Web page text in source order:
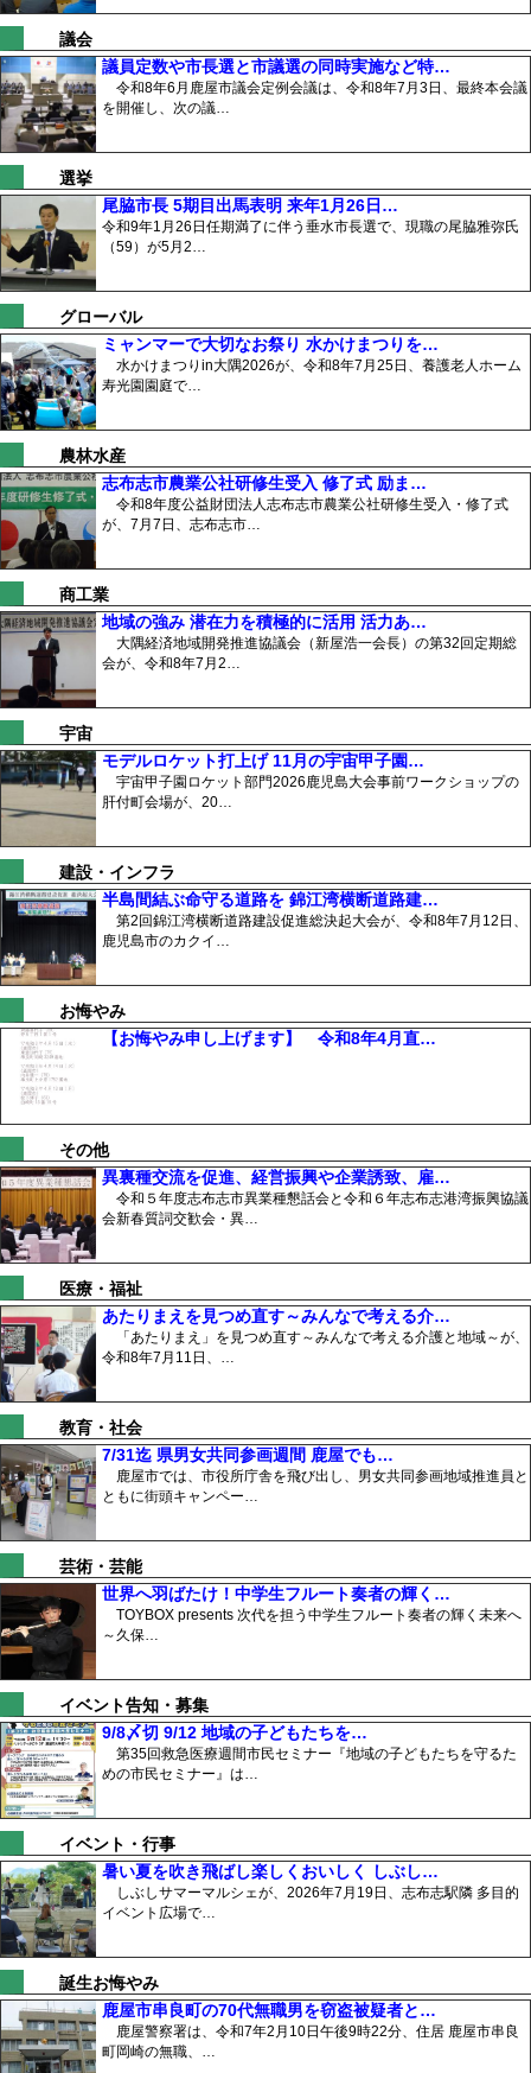
議会
議員定数や市長選と市議選の同時実施など特…
令和8年6月鹿屋市議会定例会議は、令和8年7月3日、最終本会議
を開催し、次の議…
選挙
尾脇市長 5期目出馬表明 来年1月26日…
令和9年1月26日任期満了に伴う垂水市長選で、現職の尾脇雅弥氏
（59）が5月2…
グローバル
ミャンマーで大切なお祭り 水かけまつりを…
水かけまつりin大隅2026が、令和8年7月25日、養護老人ホーム
寿光園園庭で…
農林水産
志布志市農業公社研修生受入 修了式 励ま…
令和8年度公益財団法人志布志市農業公社研修生受入・修了式
が、7月7日、志布志市…
商工業
地域の強み 潜在力を積極的に活用 活力あ…
大隅経済地域開発推進協議会（新屋浩一会長）の第32回定期総
会が、令和8年7月2…
宇宙
モデルロケット打上げ 11月の宇宙甲子園…
宇宙甲子園ロケット部門2026鹿児島大会事前ワークショップの
肝付町会場が、20…
建設・インフラ
半島間結ぶ命守る道路を 錦江湾横断道路建…
第2回錦江湾横断道路建設促進総決起大会が、令和8年7月12日、
鹿児島市のカクイ…
お悔やみ
【お悔やみ申し上げます】 令和8年4月直…
その他
異裏種交流を促進、経営振興や企業誘致、雇…
令和５年度志布志市異業種懇話会と令和６年志布志港湾振興協議
会新春質詞交歓会・異…
医療・福祉
あたりまえを見つめ直す～みんなで考える介…
「あたりまえ」を見つめ直す～みんなで考える介護と地域～が、
令和8年7月11日、…
教育・社会
7/31迄 県男女共同参画週間 鹿屋でも…
鹿屋市では、市役所庁舎を飛び出し、男女共同参画地域推進員と
ともに街頭キャンペー…
芸術・芸能
世界へ羽ばたけ！中学生フルート奏者の輝く…
TOYBOX presents 次代を担う中学生フルート奏者の輝く未来へ
～久保…
イベント告知・募集
9/8〆切 9/12 地域の子どもたちを…
第35回救急医療週間市民セミナー『地域の子どもたちを守るた
めの市民セミナー』は…
イベント・行事
暑い夏を吹き飛ばし楽しくおいしく しぶし…
しぶしサマーマルシェが、2026年7月19日、志布志駅隣 多目的
イベント広場で…
誕生お悔やみ
鹿屋市串良町の70代無職男を窃盗被疑者と…
鹿屋警察署は、令和7年2月10日午後9時22分、住居 鹿屋市串良
町岡崎の無職、…